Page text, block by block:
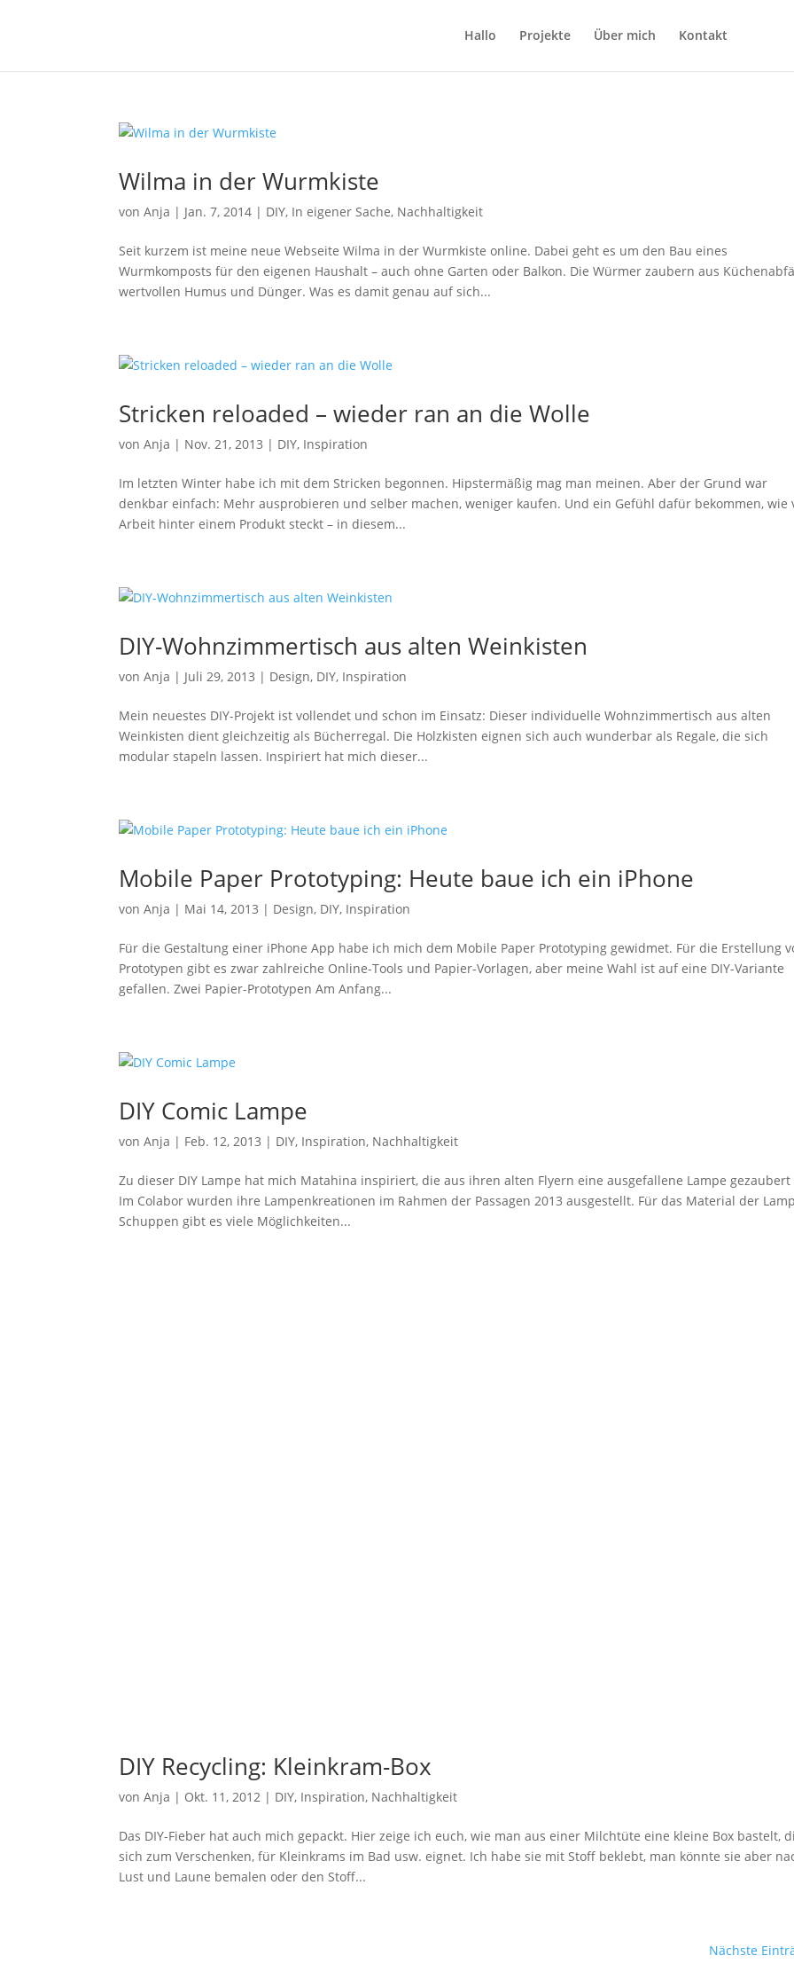
Hallo Projekte Über mich Kontakt
Wilma in der Wurmkiste
vonAnja | Jan. 7, 2014 | DIY, In eigener Sache, Nachhaltigkeit
Seit kurzem ist meine neue Webseite Wilma in der Wurmkiste online. Dabei geht es um den Bau eines
Wurmkomposts für den eigenen Haushalt – auch ohne Garten oder Balkon. Die Würmer zaubern aus
wertvollen Humus und Dünger. Was es damit genau auf sich...
Stricken reloaded – wieder ran an die Wolle
vonAnja | Nov. 21, 2013 | DIY, Inspiration
Im letzten Winter habe ich mit dem Stricken begonnen. Hipstermäßig mag man meinen. Aber der Grund war
denkbar einfach: Mehr ausprobieren und selber machen, weniger kaufen. Und ein Gefühl dafür bekommen, wie
Arbeit hinter einem Produkt steckt – in diesem...
DIY-Wohnzimmertisch aus alten Weinkisten
vonAnja | Juli 29, 2013 | Design, DIY, Inspiration
Mein neuestes DIY-Projekt ist vollendet und schon im Einsatz: Dieser individuelle Wohnzimmertisch aus alten
Weinkisten dient gleichzeitig als Bücherregal. Die Holzkisten eignen sich auch wunderbar als Regale, die sich
modular stapeln lassen. Inspiriert hat mich dieser...
Mobile Paper Prototyping: Heute baue ich ein iPhone
vonAnja | Mai 14, 2013 | Design, DIY, Inspiration
Für die Gestaltung einer iPhone App habe ich mich dem Mobile Paper Prototyping gewidmet. Für die Erstellung
Prototypen gibt es zwar zahlreiche Online-Tools und Papier-Vorlagen, aber meine Wahl ist auf eine DIY-Variante
gefallen. Zwei Papier-Prototypen Am Anfang...
DIY Comic Lampe
vonAnja | Feb. 12, 2013 | DIY, Inspiration, Nachhaltigkeit
Zu dieser DIY Lampe hat mich Matahina inspiriert, die aus ihren alten Flyern eine ausgefallene Lampe
Im Colabor wurden ihre Lampenkreationen im Rahmen der Passagen 2013 ausgestellt. Für das Material der
Schuppen gibt es viele Möglichkeiten...
DIY Recycling: Kleinkram-Box
vonAnja | Okt. 11, 2012 | DIY, Inspiration, Nachhaltigkeit
Das DIY-Fieber hat auch mich gepackt. Hier zeige ich euch, wie man aus einer Milchtüte eine kleine Box bastelt,
sich zum Verschenken, für Kleinkrams im Bad usw. eignet. Ich habe sie mit Stoff beklebt, man könnte sie aber
Lust und Laune bemalen oder den Stoff...
Nächste